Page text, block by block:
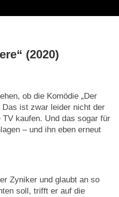
(2020)
ob die Komödie „Der
ist zwar leider nicht der
kaufen. Und das sogar für
– und ihn eben erneut
Zyniker und glaubt an so
soll, trifft er auf die